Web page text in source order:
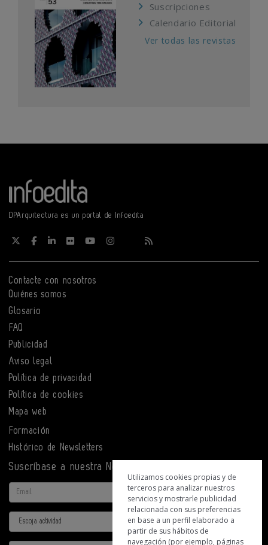
Suscripciones
Calendario Editorial
Ver todas las revistas
DPArquitectura es un portal de Infoedita
Contacte con nosotros
Quiénes somos
Glosario
FAQ
Publicidad
Aviso legal
Política de privacidad
Política de cookies
Mapa web
Formación
Histórico de Newsletters
Suscríbase a nuestra Newsletter
Email
Actividad
Utilizamos cookies propias y de
terceros para analizar nuestros
servicios y mostrarle publicidad
relacionada con sus preferencias
en base a un perfil elaborado a
partir de sus hábitos de
navegación (por ejemplo, páginas